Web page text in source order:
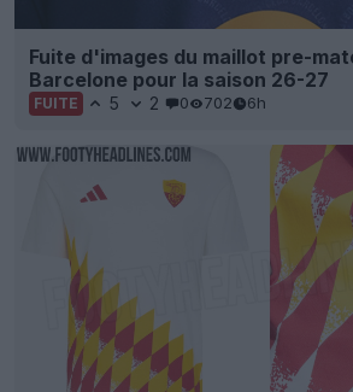
Fuite d'images du maillot pre-
Barcelone pour la saison 26-27
FUITE 5 2 0 702 6h